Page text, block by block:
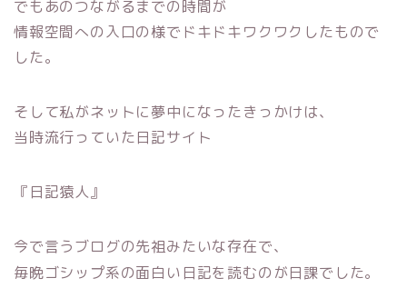
でもあのつながるまでの時間が
情報空間への入口の様でドキドキワクワクしたもので
した。
そして私がネットに夢中になったきっかけは、
当時流行っていた日記サイト
『日記猿人』
今で言うブログの先祖みたいな存在で、
毎晩ゴシップ系の面白い日記を読むのが日課でした。